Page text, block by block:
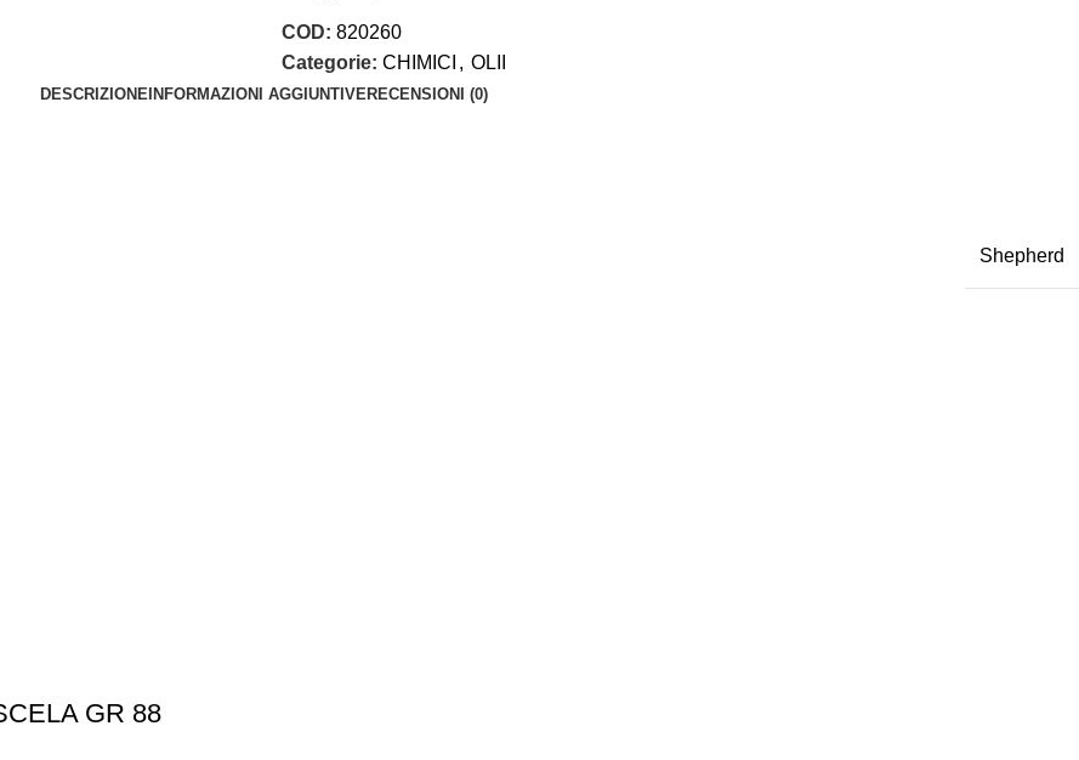
COD: 820260
Categorie: CHIMICI , OLII
DESCRIZIONEINFORMAZIONI AGGIUNTIVERECENSIONI (0)
Shepherd
GR 88